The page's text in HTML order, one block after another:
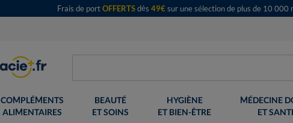
Frais de portOFFERTSdès 49€sur une sélection de plus de 10
COMPLÉMENTS
ALIMENTAIRES
BEAUTÉ
ET SOINS
HYGIÈNE
ET BIEN-ÊTRE
MÉDECINE
ET